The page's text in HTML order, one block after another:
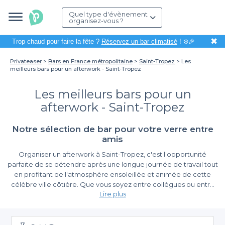
Quel type d'évènement
organisez-vous ?
Trop chaud pour faire la fête ? Réservez un bar climatisé! ❄️🎉 ✖
Privateaser Bars en France métropolitaine Saint-Tropez
Les
meilleurs bars pour un afterwork - Saint-Tropez
Les meilleurs bars pour un
afterwork - Saint-Tropez
Notre sélection de bar pour votre verre entre
amis
Organiser un afterwork à Saint-Tropez, c'est l'opportunité
parfaite de se détendre après une longue journée de travail tout
en profitant de l'atmosphère ensoleillée et animée de cette
célèbre ville côtière. Que vous soyez entre collègues ou entre
amis, choisir le bon bar peut transformer cette soirée en un
de passer des heures à chercher le lieu idéal. Nous vous
La simplicité de réservation avec Privateaser
Lire plus